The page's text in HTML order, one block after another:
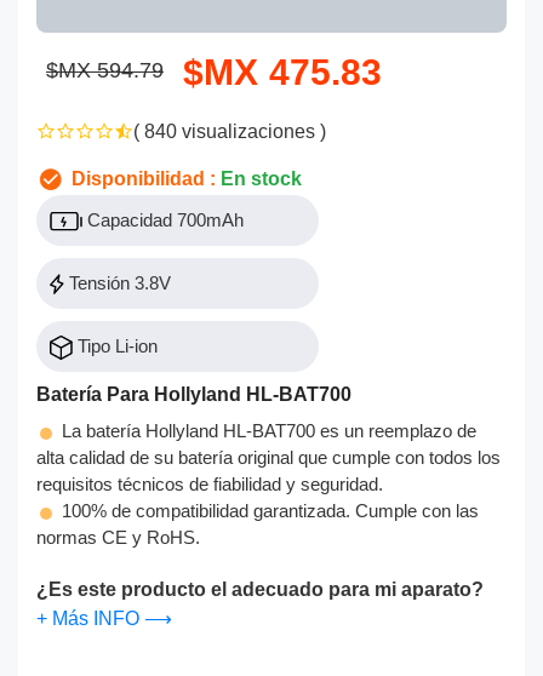
$MX 594.79 $MX 475.83
( 840 visualizaciones )
Disponibilidad : En stock
Capacidad 700mAh
Tensión 3.8V
Tipo Li-ion
Batería Para Hollyland HL-BAT700
La batería Hollyland HL-BAT700 es un reemplazo de
alta calidad de su batería original que cumple con todos los
requisitos técnicos de fiabilidad y seguridad.
100% de compatibilidad garantizada. Cumple con las
normas CE y RoHS.
¿Es este producto el adecuado para mi aparato?
+ Más INFO ⟶